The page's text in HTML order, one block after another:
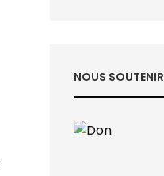
NOUS SOUTENIR